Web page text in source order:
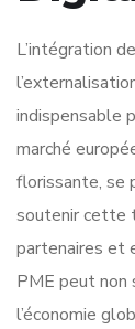
L’intégration
indispensable
marché
florissante, se
soutenir cette
partenaires et
PME peut non
l’économie